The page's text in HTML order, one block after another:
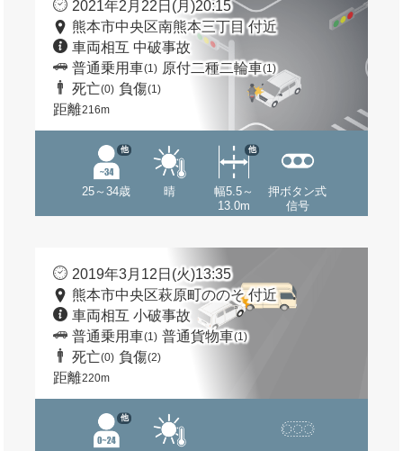
2021年2月22日(月)20:15
熊本市中央区南熊本三丁目 付近
車両相互 中破事故
普通乗用車(1) 原付二種二輪車(1)
死亡(0) 負傷(1)
距離216m
25～34歳
他
晴
幅5.5～
13.0m
他
押ボタン式
信号
2019年3月12日(火)13:35
熊本市中央区萩原町ののそ 付近
車両相互 小破事故
普通乗用車(1) 普通貨物車(1)
死亡(0) 負傷(2)
距離220m
他